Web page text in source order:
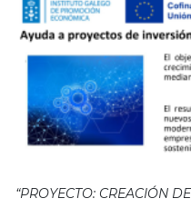
“PROYECTO: CREACIÓN